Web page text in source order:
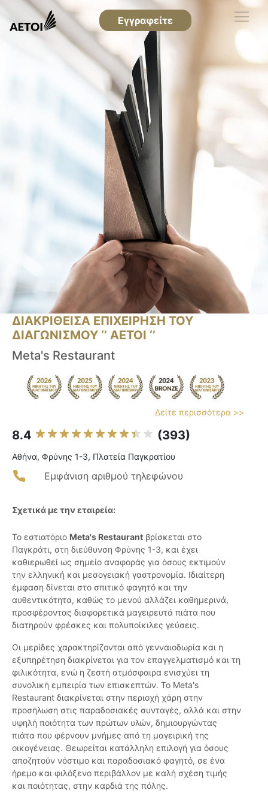
Εγγραφείτε
ΔΙΑΚΡΙΘΕΙΣΑ ΕΠΙΧΕΙΡΗΣΗ ΤΟΥ
ΔΙΑΓΩΝΙΣΜΟΥ ‘’ ΑΕΤΟΙ ‘’
Meta's Restaurant
Δείτε περισσότερα >>
8.4 (393)
Αθήνα, Φρύνης 1-3, Πλατεία Παγκρατίου
Εμφάνιση αριθμού τηλεφώνου
Σχετικά με την εταιρεία:
Το εστιατόριο Meta's Restaurant βρίσκεται στο
Παγκράτι, στη διεύθυνση Φρύνης 1-3, και έχει
καθιερωθεί ως σημείο αναφοράς για όσους εκτιμούν
την ελληνική και μεσογειακή γαστρονομία. Ιδιαίτερη
έμφαση δίνεται στο σπιτικό φαγητό και την
αυθεντικότητα, καθώς το μενού αλλάζει καθημερινά,
προσφέροντας διαφορετικά μαγειρευτά πιάτα που
διατηρούν φρέσκες και πολυποίκιλες γεύσεις.
Οι μερίδες χαρακτηρίζονται από γενναιοδωρία και η
εξυπηρέτηση διακρίνεται για τον επαγγελματισμό και τη
φιλικότητα, ενώ η ζεστή ατμόσφαιρα ενισχύει τη
συνολική εμπειρία των επισκεπτών. Το Meta's
Restaurant διακρίνεται στην περιοχή χάρη στην
προσήλωση στις παραδοσιακές συνταγές, αλλά και στην
υψηλή ποιότητα των πρώτων υλών, δημιουργώντας
πιάτα που φέρνουν μνήμες από τη μαγειρική της
οικογένειας. Θεωρείται κατάλληλη επιλογή για όσους
αποζητούν νόστιμο και παραδοσιακό φαγητό, σε ένα
ήρεμο και φιλόξενο περιβάλλον με καλή σχέση τιμής
και ποιότητας, στην καρδιά της πόλης.